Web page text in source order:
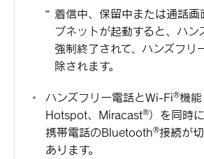
着信中、保留中または通話画
プネットが起動すると、ハン
強制終了されて、ハンズフリ
除されます。
ハンズフリー電話とWi-Fi‍®機
Hotspot、 Miracast‍®）を同時
携帯電話のBluetooth‍®接続が
あります。